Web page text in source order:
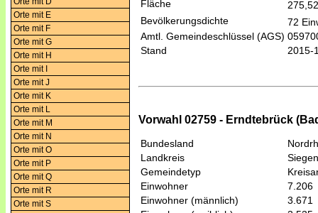
Orte mit E
Orte mit F
Orte mit G
Orte mit H
Orte mit I
Orte mit J
Orte mit K
Orte mit L
Orte mit M
Orte mit N
Orte mit O
Orte mit P
Orte mit Q
Orte mit R
Orte mit S
Fläche
Bevölkerungsdichte
72
Amtl. Gemeindeschlüssel (AGS)
Stand
2015-
Vorwahl 02759 - Erndtebrück
Bundesland
Landkreis
Gemeindetyp
Einwohner
7.206
Einwohner (männlich)
3.671